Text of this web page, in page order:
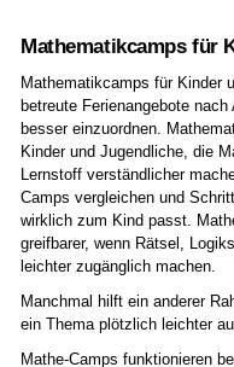
Mathematikcamps für
Mathematikcamps für Kinder
betreute Ferienangebote
besser einzuordnen.
Kinder und Jugendliche, die
Lernstoff verständlicher
Camps vergleichen und
wirklich zum Kind passt.
greifbarer, wenn Rätsel,
leichter zugänglich machen.
Manchmal hilft ein anderer
ein Thema plötzlich leichter
Mathe-Camps funktionieren